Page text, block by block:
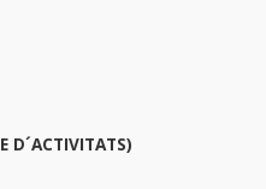
D´ACTIVITATS)